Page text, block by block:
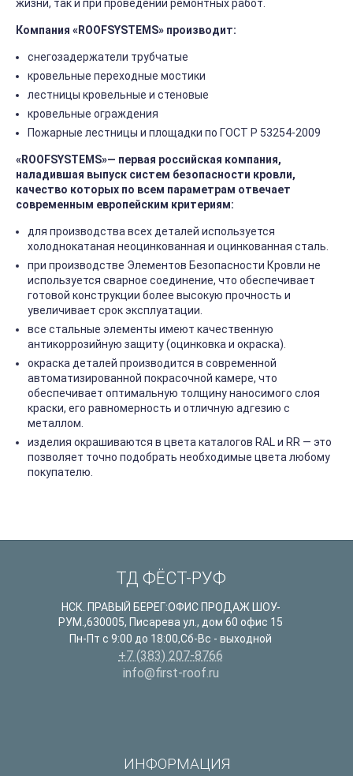
жизни, так и при проведении ремонтных работ.
Компания «ROOFSYSTEMS» производит:
снегозадержатели трубчатые
кровельные переходные мостики
лестницы кровельные и стеновые
кровельные ограждения
Пожарные лестницы и площадки по ГОСТ Р 53254-2009
«ROOFSYSTEMS»— первая российская компания,
наладившая выпуск систем безопасности кровли,
качество которых по всем параметрам отвечает
современным европейским критериям:
для производства всех деталей используется
холоднокатаная неоцинкованная и оцинкованная сталь.
при производстве Элементов Безопасности Кровли не
используется сварное соединение, что обеспечивает
готовой конструкции более высокую прочность и
увеличивает срок эксплуатации.
все стальные элементы имеют качественную
антикоррозийную защиту (оцинковка и окраска).
окраска деталей производится в современной
автоматизированной покрасочной камере, что
обеспечивает оптимальную толщину наносимого слоя
краски, его равномерность и отличную адгезию с
металлом.
изделия окрашиваются в цвета каталогов RAL и RR — это
позволяет точно подобрать необходимые цвета любому
покупателю.
ТД ФЁСТ-РУФ
НСК. ПРАВЫЙ БЕРЕГ:ОФИС ПРОДАЖ ШОУ-
РУМ.,630005, Писарева ул., дом 60 офис 15
Пн-Пт с 9:00 до 18:00,Сб-Вс - выходной
+7 (383) 207-8766
info@first-roof.ru
ИНФОРМАЦИЯ